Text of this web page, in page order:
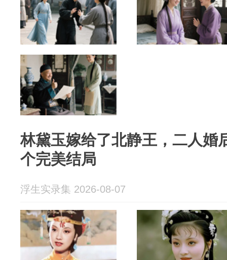
林黛玉嫁给了北静王，二人婚
个完美结局
浮生实录集 2026-08-07